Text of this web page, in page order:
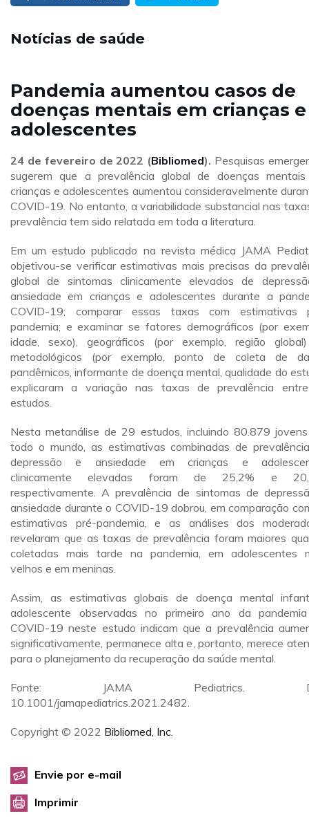
Notícias de saúde
Pandemia aumentou casos de
doenças mentais em crianças e
adolescentes
24 de fevereiro de 2022 (Bibliomed). Pesquisas
sugerem que a prevalência global de doenças
crianças e adolescentes aumentou consideravelmente
COVID-19. No entanto, a variabilidade substancial nas
prevalência tem sido relatada em toda a literatura.
Em um estudo publicado na revista médica JAMA
objetivou-se verificar estimativas mais precisas da
global de sintomas clinicamente elevados de
ansiedade em crianças e adolescentes durante a
COVID-19; comparar essas taxas com estimativas
pandemia; e examinar se fatores demográficos (por
idade, sexo), geográficos (por exemplo, região
metodológicos (por exemplo, ponto de coleta de
pandêmicos, informante de doença mental, qualidade do
explicaram a variação nas taxas de prevalência
estudos.
Nesta metanálise de 29 estudos, incluindo 80.879
todo o mundo, as estimativas combinadas de
depressão e ansiedade em crianças e
clinicamente elevadas foram de 25,2% e
respectivamente. A prevalência de sintomas de
ansiedade durante o COVID-19 dobrou, em comparação
estimativas pré-pandemia, e as análises dos
revelaram que as taxas de prevalência foram maiores
coletadas mais tarde na pandemia, em adolescentes
velhos e em meninas.
Assim, as estimativas globais de doença mental
adolescente observadas no primeiro ano da
COVID-19 neste estudo indicam que a prevalência
significativamente, permanece alta e, portanto, merece
para o planejamento da recuperação da saúde mental.
Fonte: JAMA Pediatrics.
10.1001/jamapediatrics.2021.2482.
Copyright © 2022 Bibliomed, Inc.
Envie por e-mail
Imprimir